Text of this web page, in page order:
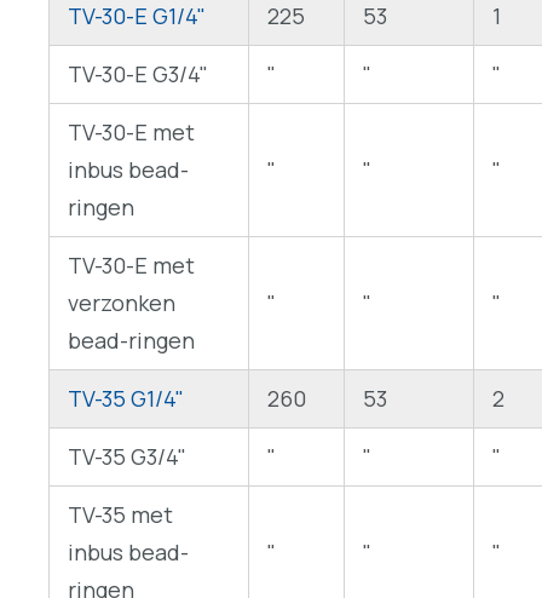
TV-30-E G1/4" 225 53 1
TV-30-E G3/4"
" " "
TV-30-E met
inbus bead-
ringen
" " "
TV-30-E met
verzonken
bead-ringen
" " "
TV-35 G1/4" 260 53 2
TV-35 G3/4"
" " "
TV-35 met
inbus bead-
ringen
" " "